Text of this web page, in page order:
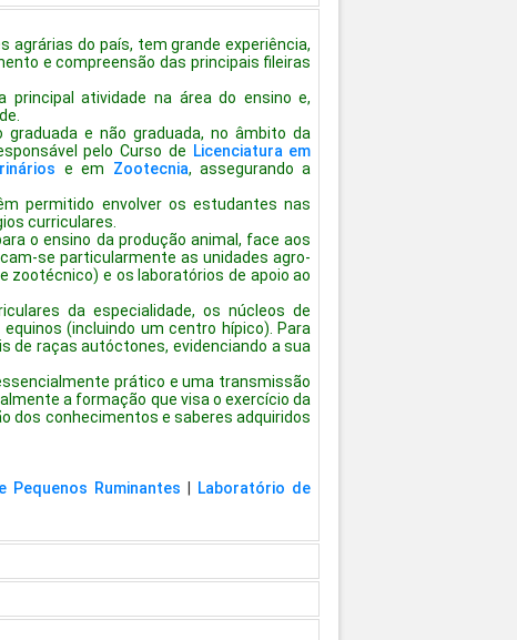
agrárias do país, tem grande experiência,
e compreensão das principais fileiras
principal atividade na área do ensino e,
e não graduada, no âmbito da
pelo Curso de Licenciatura em
e em Zootecnia, assegurando a
permitido envolver os estudantes nas
curriculares.
o ensino da produção animal, face aos
se particularmente as unidades agro-
zootécnico) e os laboratórios de apoio ao
da especialidade, os núcleos de
(incluindo um centro hípico). Para
de raças autóctones, evidenciando a sua
prático e uma transmissão
a formação que visa o exercício da
dos conhecimentos e saberes adquiridos
Pequenos Ruminantes
Laboratório de